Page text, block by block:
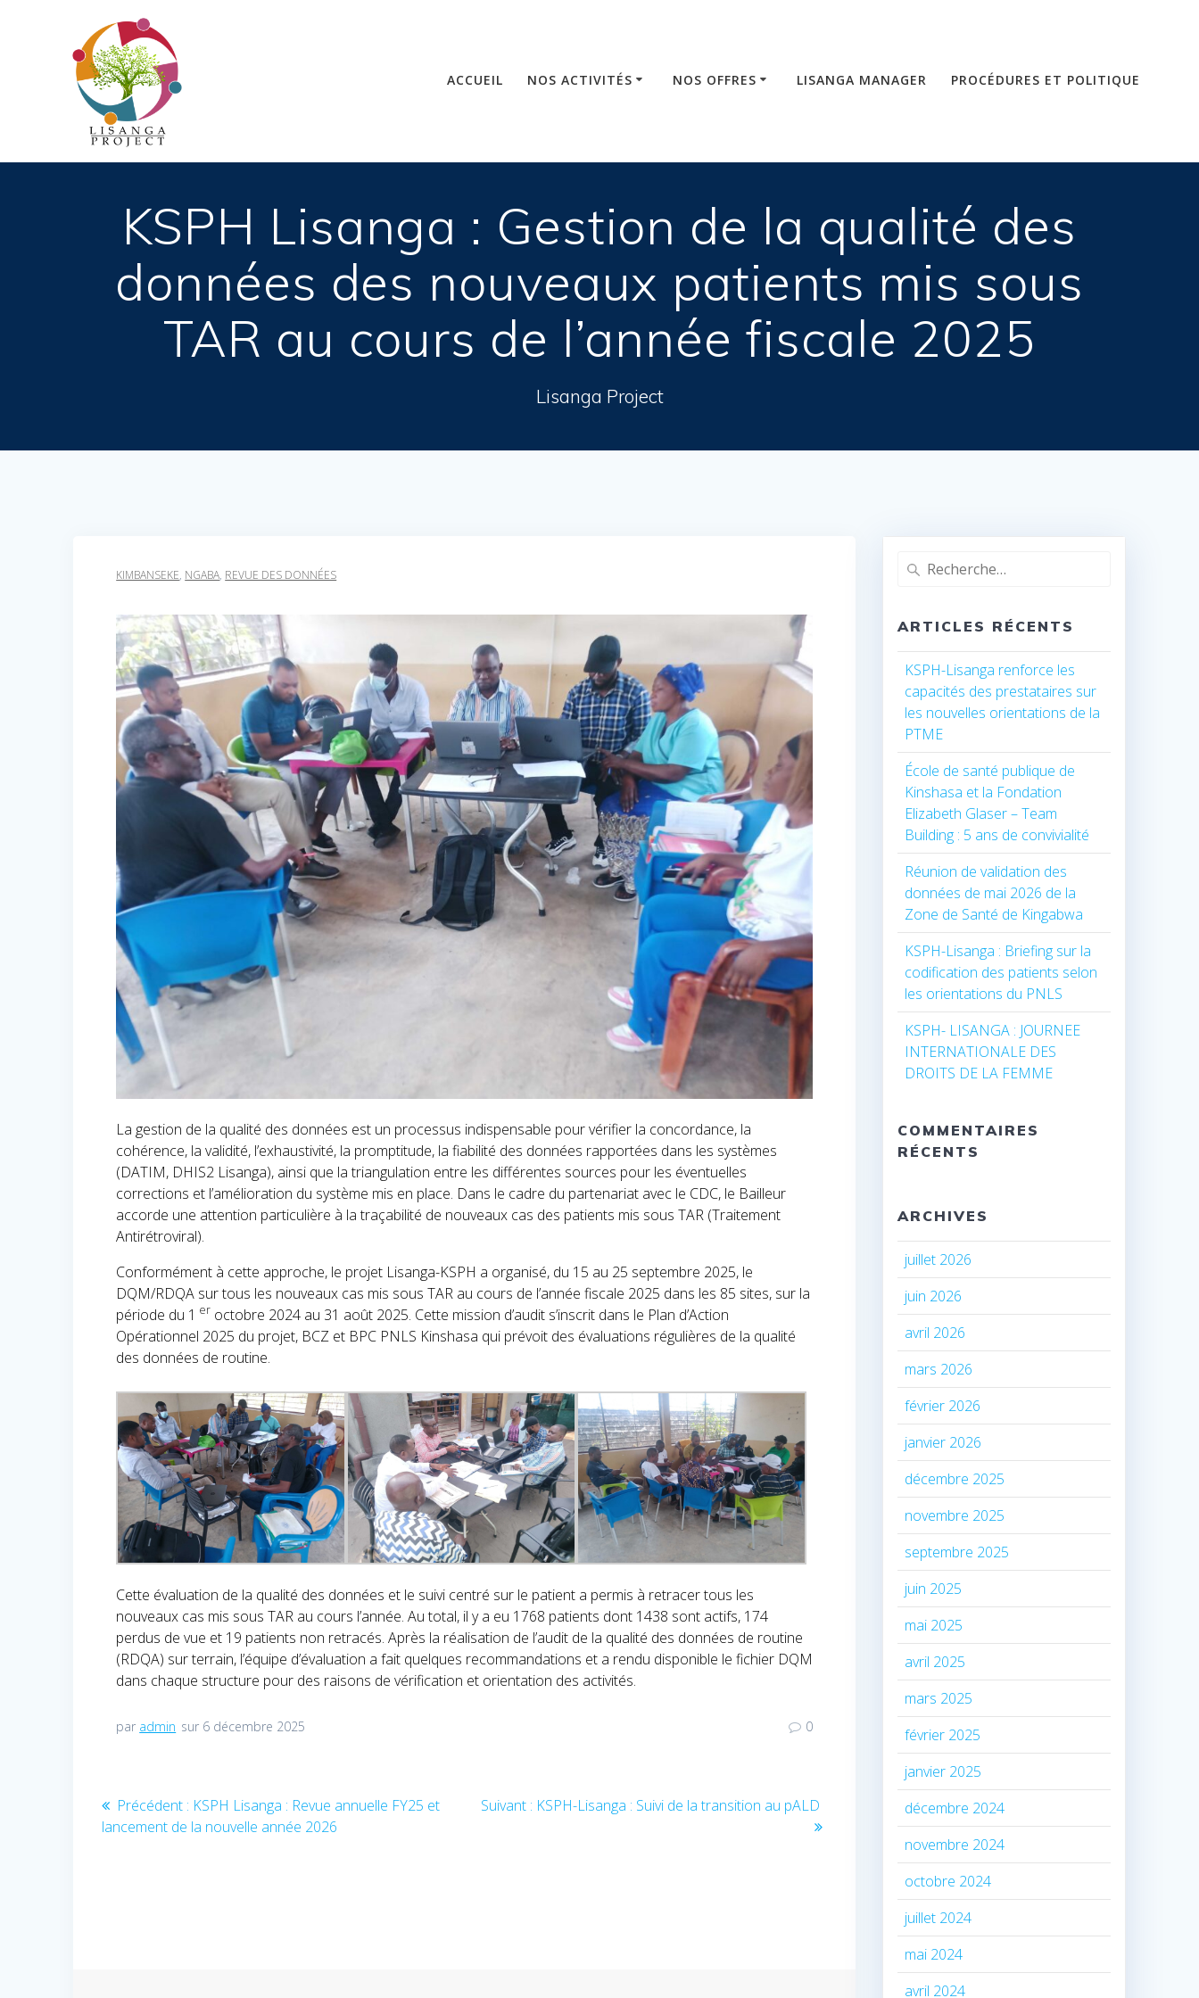
ACCUEIL NOS ACTIVITÉS NOS OFFRES LISANGA MANAGER PROCÉDURES ET POLITIQUE
KSPH Lisanga : Gestion de la qualité des
données des nouveaux patients mis sous
TAR au cours de l’année fiscale 2025
Lisanga Project
KIMBANSEKE, NGABA, REVUE DES DONNÉES
La gestion de la qualité des données est un processus indispensable pour vérifier la concordance, la
cohérence, la validité, l’exhaustivité, la promptitude, la fiabilité des données rapportées dans les systèmes
(DATIM, DHIS2 Lisanga), ainsi que la triangulation entre les différentes sources pour les éventuelles
corrections et l’amélioration du système mis en place. Dans le cadre du partenariat avec le CDC, le Bailleur
accorde une attention particulière à la traçabilité de nouveaux cas des patients mis sous TAR (Traitement
Antirétroviral).
Conformément à cette approche, le projet Lisanga-KSPH a organisé, du 15 au 25 septembre 2025, le
DQM/RDQA sur tous les nouveaux cas mis sous TAR au cours de l’année fiscale 2025 dans les 85 sites, sur la
période du 1 er octobre 2024 au 31 août 2025. Cette mission d’audit s’inscrit dans le Plan d’Action
Opérationnel 2025 du projet, BCZ et BPC PNLS Kinshasa qui prévoit des évaluations régulières de la qualité
des données de routine.
Cette évaluation de la qualité des données et le suivi centré sur le patient a permis à retracer tous les
nouveaux cas mis sous TAR au cours l’année. Au total, il y a eu 1768 patients dont 1438 sont actifs, 174
perdus de vue et 19 patients non retracés. Après la réalisation de l’audit de la qualité des données de routine
(RDQA) sur terrain, l’équipe d’évaluation a fait quelques recommandations et a rendu disponible le fichier DQM
dans chaque structure pour des raisons de vérification et orientation des activités.
par admin sur 6 décembre 2025 0
Navigation
de
Précédent : Article
précédent
KSPH Lisanga : Revue annuelle FY25 et
lancement de la nouvelle année 2026
Suivant : Article
KSPH-Lisanga : Suivi de la transition au pALD
Recherche
ARTICLES RÉCENTS
KSPH-Lisanga renforce les
capacités des prestataires sur
les nouvelles orientations de la
PTME
École de santé publique de
Kinshasa et la Fondation
Elizabeth Glaser – Team
Building : 5 ans de convivialité
Réunion de validation des
données de mai 2026 de la
Zone de Santé de Kingabwa
KSPH-Lisanga : Briefing sur la
codification des patients selon
les orientations du PNLS
KSPH- LISANGA : JOURNEE
INTERNATIONALE DES
DROITS DE LA FEMME
COMMENTAIRES
RÉCENTS
ARCHIVES
juillet 2026
juin 2026
avril 2026
mars 2026
février 2026
janvier 2026
décembre 2025
novembre 2025
septembre 2025
juin 2025
mai 2025
avril 2025
mars 2025
février 2025
janvier 2025
décembre 2024
novembre 2024
octobre 2024
juillet 2024
mai 2024
avril 2024